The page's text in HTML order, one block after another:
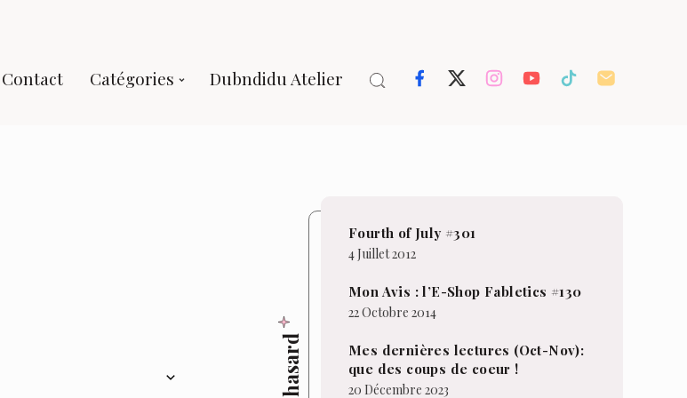
Contact Catégories Dubndidu Atelier
Fourth of July #301
4 Juillet 2012
Mon Avis : l’E-Shop Fabletics #130
22 Octobre 2014
Mes dernières lectures (Oct-Nov):
que des coups de coeur !
20 Décembre 2023